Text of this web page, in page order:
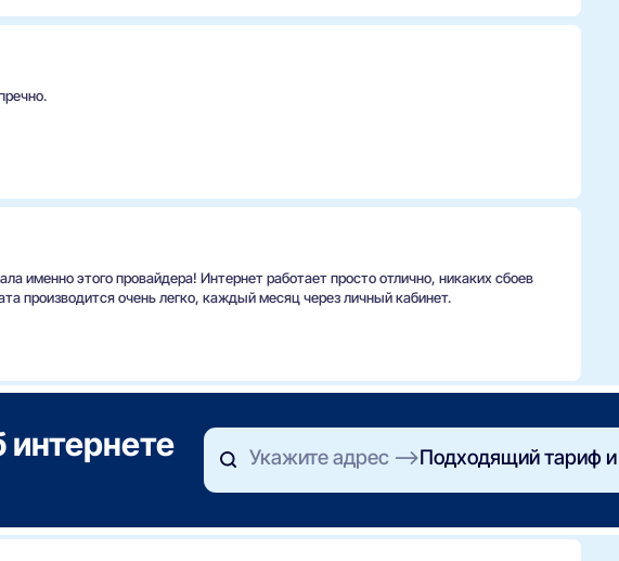
именно этого провайдера! Интернет работает просто отлично, никаких сбоев
производится очень легко, каждый месяц через личный кабинет.
интернете
Укажите адрес Подходящий тариф